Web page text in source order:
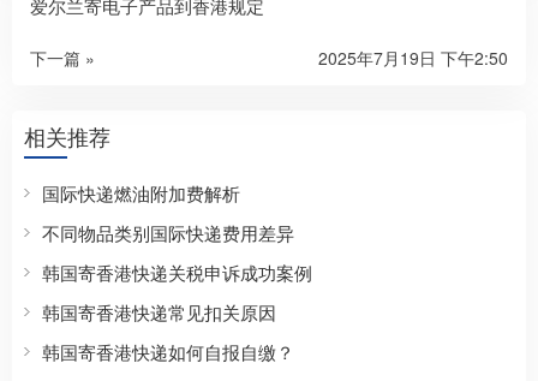
爱尔兰寄电子产品到香港规定
下一篇 » 2025年7月19日 下午2:50
相关推荐
国际快递燃油附加费解析
不同物品类别国际快递费用差异
韩国寄香港快递关税申诉成功案例
韩国寄香港快递常见扣关原因
韩国寄香港快递如何自报自缴？